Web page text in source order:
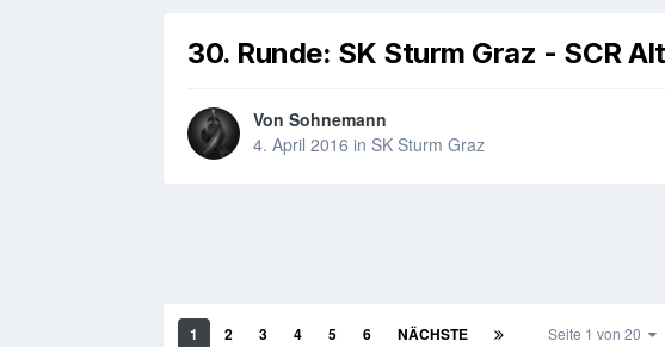
30. Runde: SK Sturm Graz - SCR
Von Sohnemann
4. April 2016 in SK Sturm Graz
1 2 3 4 5 6 NÄCHSTE Seite 1 von 20